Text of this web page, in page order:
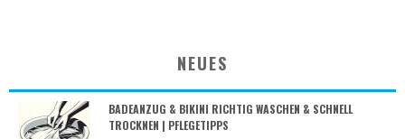
NEUES
BADEANZUG & BIKINI RICHTIG WASCHEN & SCHNELL
TROCKNEN | PFLEGETIPPS